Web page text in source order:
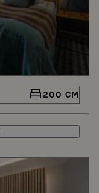
200 CM